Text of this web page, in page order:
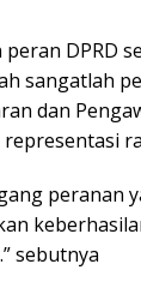
DPRD
sangatlah
dan
peranan
sebutnya